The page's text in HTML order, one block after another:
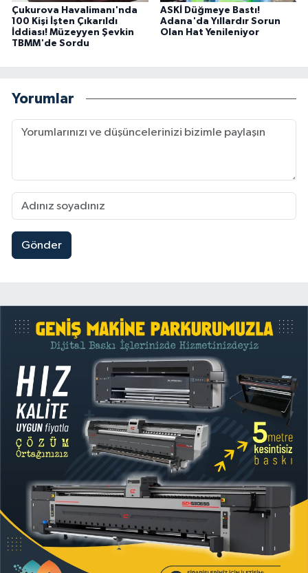
Çukurova Havalimanı'nda
100 Kişi İşten Çıkarıldı
İddiası! Müzeyyen Şevkin
TBMM'de Sordu
ASKİ Düğmeye Bastı!
Adana'da Yıllardır Sorun
Olan Hat Yenileniyor
Yorumlar
Gönder